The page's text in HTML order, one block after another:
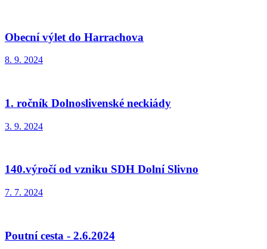
Obecní výlet do Harrachova
8. 9. 2024
1. ročník Dolnoslivenské neckiády
3. 9. 2024
140.výročí od vzniku SDH Dolní Slivno
7. 7. 2024
Poutní cesta - 2.6.2024